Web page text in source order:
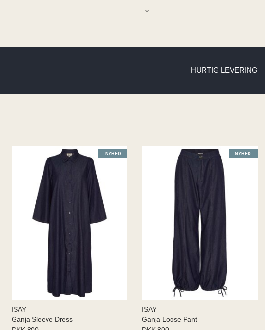
HURTIG LEVERING
NYHED
ISAY
Ganja Sleeve Dress
NYHED
ISAY
Ganja Loose Pant